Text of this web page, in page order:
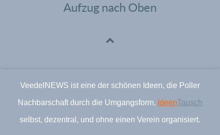
Aufzug nach Oben
VeedelNEWS ist eine der schönen Ideen, die Poller
Nachbarschaft durch die Umgangsform, IdeenTausch
selbst, dezentral, und ohne einen Verein organisiert.